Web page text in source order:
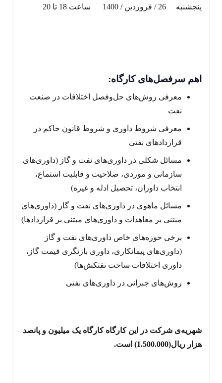
پنجشنبه 26 / فروردین / 1400 ساعت 18 تا 20
اهم سرفصلهای کارگاه:
معرفی روش‌های حل‌وفصل اختلافات در صنعت
نفت
معرفی شروط داوری و شروط قانون حاکم در
قراردادهای نفتی
مسائل شکلی در داوری‌های نفت و گاز (داوری‌های
سازمانی و موردی، صلاحیت و قابلیت استماع،
انتخاب داوران، تحصیل ادله و غیره)
مسائل ماهوی در داوری‌های نفت و گاز (داوری‌های
مبتنی بر معاهدات و داوری‌های مبتنی بر قراردادها)
برخی حوزه‌های خاص داوری‌های نفت و گاز
(داوری‌های پیمانکاری، داوری بازنگری قیمت گاز،
داوری اختلافات ساخت نفتکش‌ها)
روش‌های جبرانی در داوری‌های نفتی
شهریه‌ی شرکت در این کارگاه کارگاه یک میلیون و پانصد
هزار ریال(1.500.000) است.